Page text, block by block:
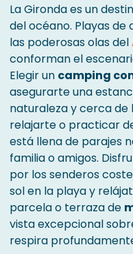
La Gironda es un
del océano. Playas de
las poderosas olas del
conforman el
Elegir un camping
asegurarte una
naturaleza y cerca de
relajarte o practicar
está llena de parajes
familia o amigos.
por los senderos
sol en la playa y
parcela o terraza de
vista excepcional
respira